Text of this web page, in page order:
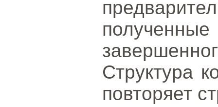
Структура
повторяет